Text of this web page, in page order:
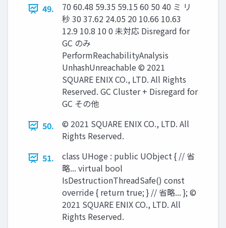
49.
70 60.48 59.35 59.15 60 50 40 ミ リ
秒 30 37.62 24.05 20 10.66 10.63
12.9 10.8 10 0 未対応 Disregard for
GC のみ
PerformReachabilityAnalysis
UnhashUnreachable © 2021
SQUARE ENIX CO., LTD. All Rights
Reserved. GC Cluster + Disregard for
GC その他
50.
© 2021 SQUARE ENIX CO., LTD. All
Rights Reserved.
51.
class UHoge : public UObject { // 省
略... virtual bool
IsDestructionThreadSafe() const
override { return true; } // 省略... }; ©
2021 SQUARE ENIX CO., LTD. All
Rights Reserved.